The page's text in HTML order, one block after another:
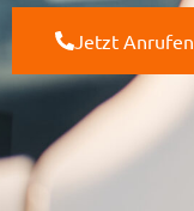
Jetzt Anrufen